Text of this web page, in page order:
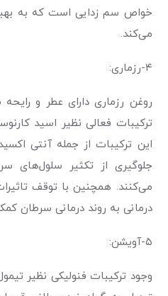
خواص سم زدایی است که به
می‌کند.
۴-رزماری:
روغن رزماری دارای عطر و
ترکیبات فعالی نظیر اسید
این ترکیبات از جمله آنتی
جلوگیری از تکثیر سلول‌های
می‌کنند. همچنین با توقف
درمانی به روند درمانی سرطان
۵-آویشن:
وجود ترکیبات فنولیکی نظیر